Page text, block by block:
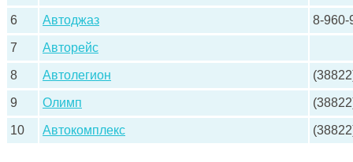
6 Автоджаз 8-960-
7 Авторейс
8 Автолегион
9 Олимп
10 Автокомплекс